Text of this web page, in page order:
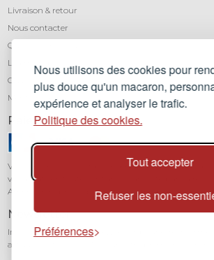
Nous utilisons des cookies pour
plus douce qu'un macaron,
expérience et analyser le trafic.
Politique des cookies.
Tout accepter
Refuser les non-
Préférences
Livraison & retour
Nous contacter
Qui sommes-nous ?
Léa mundis, le blog
CGV
Mentions légales
Paiement sécurisé
Vos transactions sont protégées grâce au cryptage
vos achats en toute confiance par carte bancaire
American Express) avec notre partenaire Stripe.
Newsletter
Inscrivez-vous à notre newsletter pour être informé
actualités et recevoir 10% sur votre première